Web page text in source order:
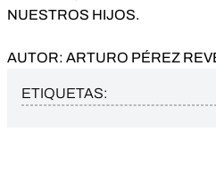
NUESTROS HIJOS.
AUTOR: ARTURO PÉREZ
ETIQUETAS: